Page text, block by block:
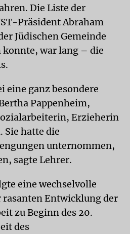
Die Liste der
Präsident Abraham
Jüdischen Gemeinde
war lang – die
eine ganz besondere
Pappenheim,
Erzieherin
hatte die
unternommen,
sagte Lehrer.
eine wechselvolle
rasanten Entwicklung der
zu Beginn des 20.
des